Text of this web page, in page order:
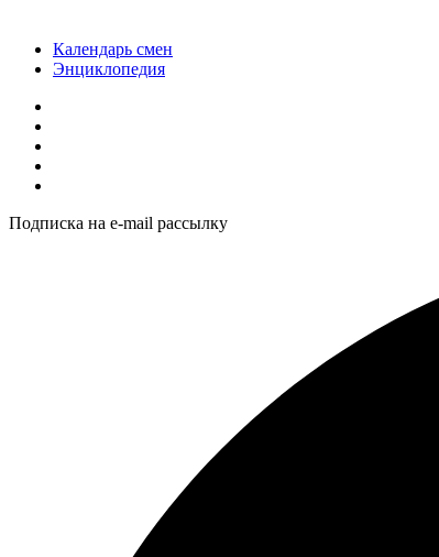
Календарь смен
Энциклопедия
Подписка на e-mail рассылку